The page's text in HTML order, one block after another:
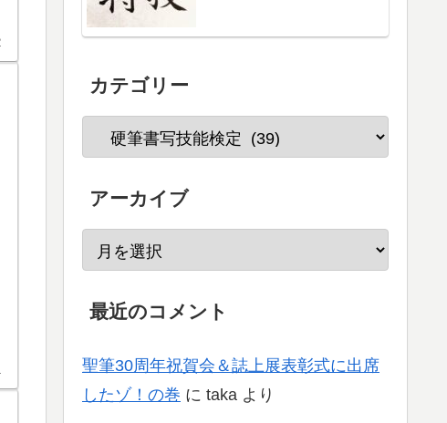
カテゴリー
アーカイブ
最近のコメント
聖筆30周年祝賀会＆誌上展表彰式に出席
したゾ！の巻 に taka より